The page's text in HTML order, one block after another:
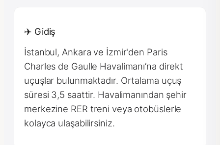
✈️ Gidiş
İstanbul, Ankara ve İzmir'den Paris
Charles de Gaulle Havalimanı’na direkt
uçuşlar bulunmaktadır. Ortalama uçuş
süresi 3,5 saattir. Havalimanından şehir
merkezine RER treni veya otobüslerle
kolayca ulaşabilirsiniz.